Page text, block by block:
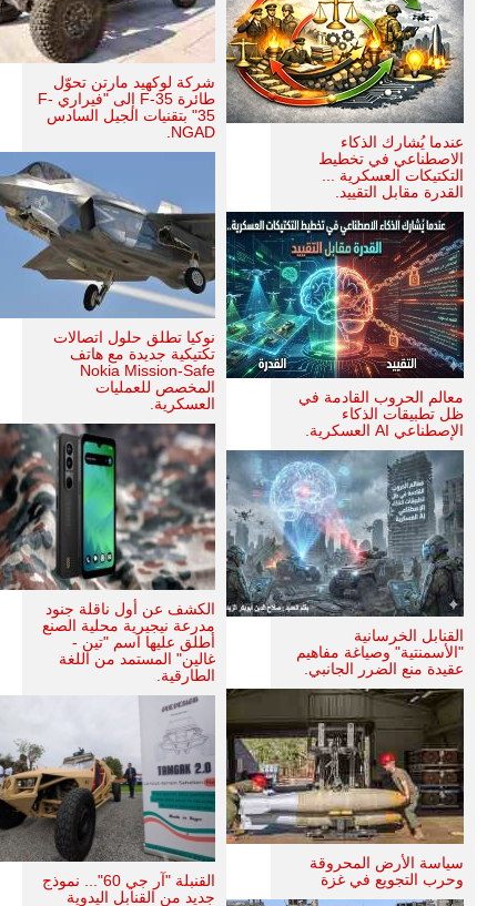
عندما يُشارك الذكاء
الاصطناعي في تخطيط
التكتيكات العسكرية ...
القدرة مقابل التقييد.
معالم الحروب القادمة في
ظل تطبيقات الذكاء
الإصطناعي AI العسكرية.
القنابل الخرسانية
"الأسمنتية" وصياغة مفاهيم
عقيدة منع الضرر الجانبي.
سياسة الأرض المحروقة
وحرب التجويع في غزة
شركة لوكهيد مارتن تحوّل
طائرة F-35 إلى "فيراري F-
35" بتقنيات الجيل السادس
NGAD.
نوكيا تطلق حلول اتصالات
تكتيكية جديدة مع هاتف
Nokia Mission-Safe
المخصص للعمليات
العسكرية.
الكشف عن أول ناقلة جنود
مدرعة نيجيرية محلية الصنع
أطلق عليها اسم "تين -
غالين" المستمد من اللغة
الطارقية.
القنبلة "آر جي 60"... نموذج
جديد من القنابل اليدوية